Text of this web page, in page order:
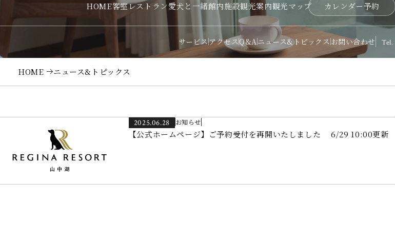
HOME客室レストラン愛犬と一緒館内施設観光案内観光マップ カレンダー予約
サービスアクセスQ&Aニュース&トピックス お問い合わせ Tel.
HOME ニュース&トピックス
2025.06.28 お知らせ
【公式ホームページ】ご予約受付を再開いたしました 6/29 10:00更新